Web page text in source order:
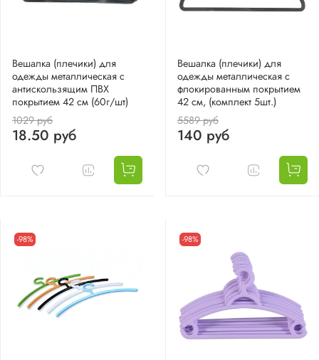
Вешалка (плечики) для
одежды металлическая с
антискользящим ПВХ
покрытием 42 см (60г/шт)
1029 руб
18.50 руб
Вешалка (плечики) для
одежды металлическая с
флокированным покрытием
42 см, (комплект 5шт.)
5589 руб
140 руб
-98% -98%